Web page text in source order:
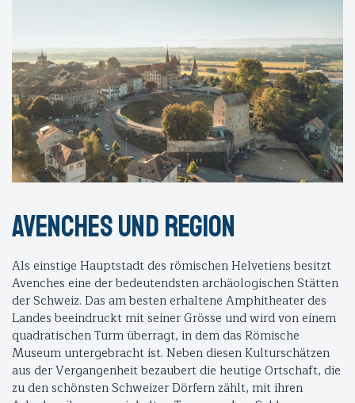
Avenches und region
Als einstige Hauptstadt des römischen Helvetiens besitzt
Avenches eine der bedeutendsten archäologischen Stätten
der Schweiz. Das am besten erhaltene Amphitheater des
Landes beeindruckt mit seiner Grösse und wird von einem
quadratischen Turm überragt, in dem das Römische
Museum untergebracht ist. Neben diesen Kulturschätzen
aus der Vergangenheit bezaubert die heutige Ortschaft, die
zu den schönsten Schweizer Dörfern zählt, mit ihren